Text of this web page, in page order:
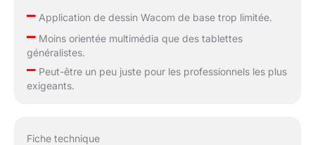
–Application de dessin Wacom de base trop limitée.
–Moins orientée multimédia que des tablettes
généralistes.
–Peut-être un peu juste pour les professionnels les plus
exigeants.
Fiche technique